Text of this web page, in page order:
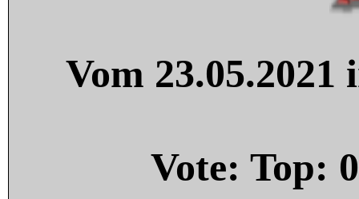
Vom
Vote: Top: 0